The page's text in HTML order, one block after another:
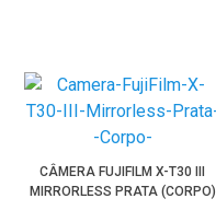
CÂMERA FUJIFILM X-T30 III
MIRRORLESS PRATA (CORPO)